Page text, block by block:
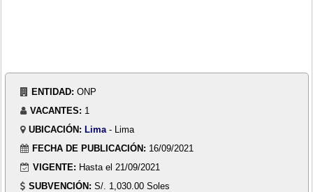
ENTIDAD: ONP
VACANTES: 1
UBICACIÓN: Lima - Lima
FECHA DE PUBLICACIÓN: 16/09/2021
VIGENTE: Hasta el 21/09/2021
SUBVENCIÓN: S/. 1,030.00 Soles